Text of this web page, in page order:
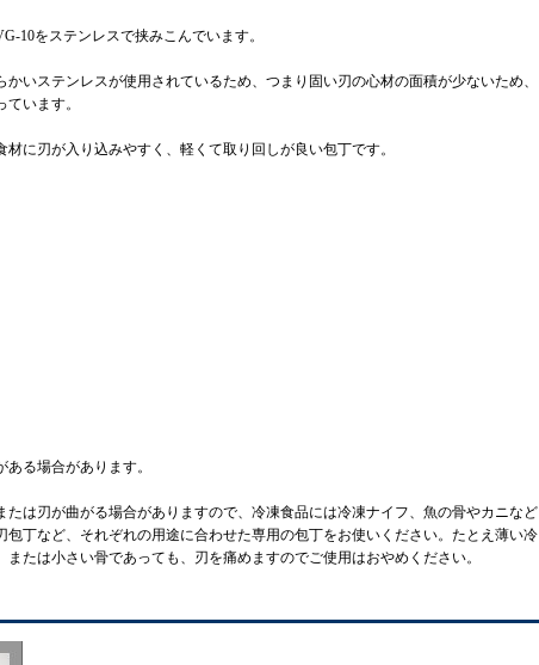
10をステンレスで挟みこんでいます。
いステンレスが使用されているため、つまり固い刃の心材の面積が少ないため、
います。
に刃が入り込みやすく、軽くて取り回しが良い包丁です。
る場合があります。
は刃が曲がる場合がありますので、冷凍食品には冷凍ナイフ、魚の骨やカニなど
包丁など、それぞれの用途に合わせた専用の包丁をお使いください。たとえ薄い冷
たは小さい骨であっても、刃を痛めますのでご使用はおやめください。